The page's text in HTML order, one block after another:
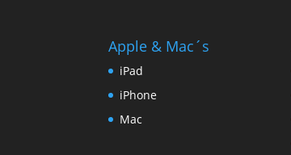
Apple & Mac´s
iPad
iPhone
Mac